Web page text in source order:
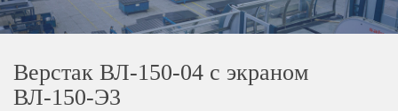
Верстак ВЛ-150-04 с экраном
ВЛ-150-Э3